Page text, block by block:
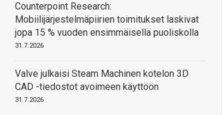
Counterpoint Research:
Mobiilijärjestelmäpiirien toimitukset laskivat
jopa 15 % vuoden ensimmäisellä puoliskolla
31.7.2026
Valve julkaisi Steam Machinen kotelon 3D
CAD -tiedostot avoimeen käyttöön
31.7.2026